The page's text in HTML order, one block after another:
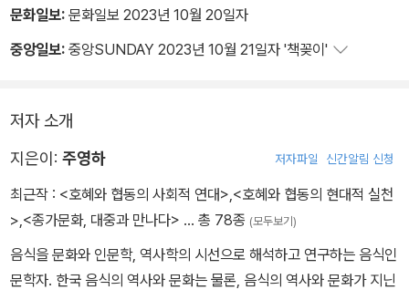
문화일보: 문화일보 2023년 10월 20일자
중앙일보: 중앙SUNDAY 2023년 10월 21일자 '책꽂이'
저자 소개
지은이: 주영하 저자파일 신간알림 신청
최근작 : <호혜와 협동의 사회적 연대> <호혜와 협동의 현대적 실천
> <종가문화, 대중과 만나다> … 총 78종 (모두보기)
음식을 문화와 인문학, 역사학의 시선으로 해석하고 연구하는 음식인
문학자. 한국 음식의 역사와 문화는 물론, 음식의 역사와 문화가 지닌